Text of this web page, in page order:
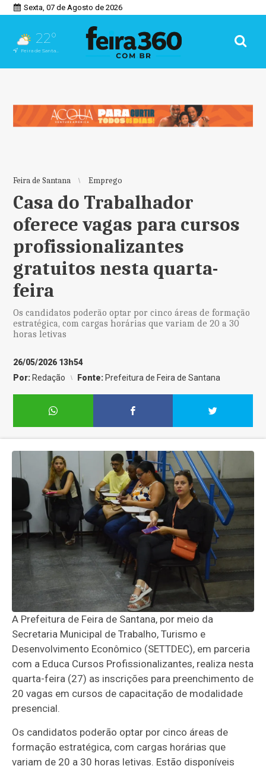
Sexta, 07 de Agosto de 2026
22°
Feira de Santana, BA
Feira de Santana Emprego
Casa do Trabalhador
oferece vagas para cursos
profissionalizantes
gratuitos nesta quarta-
feira
Os candidatos poderão optar por cinco áreas de formação
estratégica, com cargas horárias que variam de 20 a 30
horas letivas
26/05/2026 13h54
Por: Redação Fonte: Prefeitura de Feira de Santana
A Prefeitura de Feira de Santana, por meio da
Secretaria Municipal de Trabalho, Turismo e
Desenvolvimento Econômico (SETTDEC), em parceria
com a Educa Cursos Profissionalizantes, realiza nesta
quarta-feira (27) as inscrições para preenchimento de
20 vagas em cursos de capacitação de modalidade
presencial.
Os candidatos poderão optar por cinco áreas de
formação estratégica, com cargas horárias que
variam de 20 a 30 horas letivas. Estão disponíveis